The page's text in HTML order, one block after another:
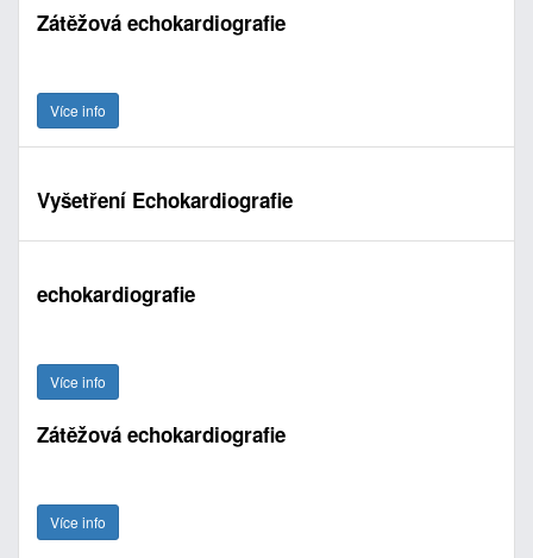
Zátěžová echokardiografie
Více info
Vyšetření Echokardiografie
echokardiografie
Více info
Zátěžová echokardiografie
Více info